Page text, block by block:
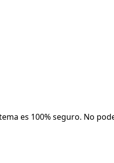
es 100% seguro. No